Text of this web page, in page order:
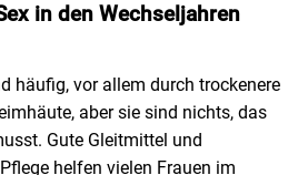
in den Wechseljahren
häufig, vor allem durch trockenere
aber sie sind nichts, das
Gute Gleitmittel und
helfen vielen Frauen im